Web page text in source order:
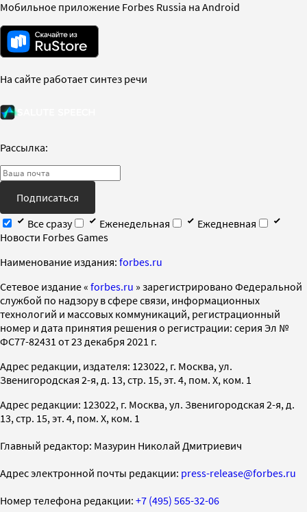
Мобильное приложение Forbes Russia на Android
На сайте работает синтез речи
Рассылка:
Подписаться
Все сразу
Еженедельная
Ежедневная
Новости Forbes Games
Наименование издания: forbes.ru
Cетевое издание « forbes.ru » зарегистрировано Федеральной
службой по надзору в сфере связи, информационных
технологий и массовых коммуникаций, регистрационный
номер и дата принятия решения о регистрации: серия Эл №
ФС77-82431 от 23 декабря 2021 г.
Адрес редакции, издателя: 123022, г. Москва, ул.
Звенигородская 2-я, д. 13, стр. 15, эт. 4, пом. X, ком. 1
Адрес редакции: 123022, г. Москва, ул. Звенигородская 2-я, д.
13, стр. 15, эт. 4, пом. X, ком. 1
Главный редактор: Мазурин Николай Дмитриевич
Адрес электронной почты редакции: press-release@forbes.ru
Номер телефона редакции: +7 (495) 565-32-06